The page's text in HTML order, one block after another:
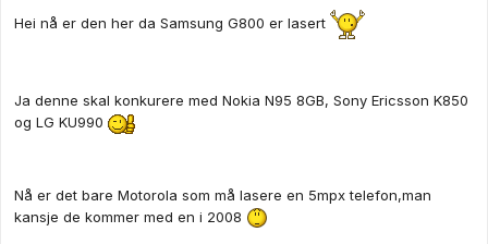
Hei nå er den her da Samsung G800 er lasert
Ja denne skal konkurere med Nokia N95 8GB, Sony Ericsson K850
og LG KU990
Nå er det bare Motorola som må lasere en 5mpx telefon,man
kansje de kommer med en i 2008